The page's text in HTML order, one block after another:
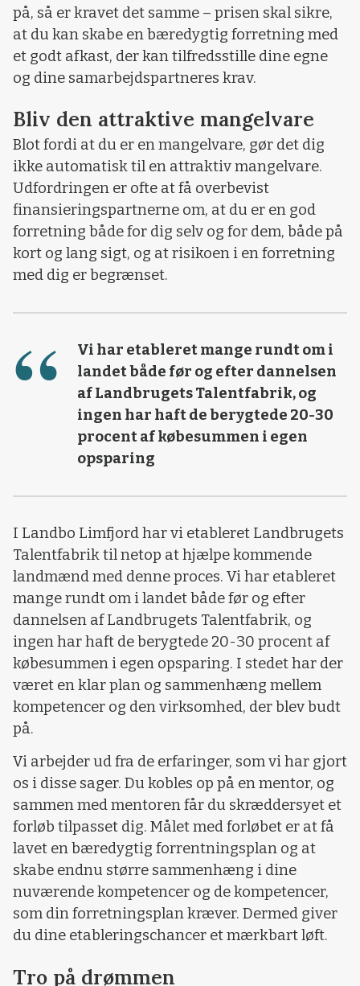
på, så er kravet det samme – prisen skal sikre,
at du kan skabe en bæredygtig forretning med
et godt afkast, der kan tilfredsstille dine egne
og dine samarbejdspartneres krav.
Bliv den attraktive mangelvare
Blot fordi at du er en mangelvare, gør det dig
ikke automatisk til en attraktiv mangelvare.
Udfordringen er ofte at få overbevist
finansieringspartnerne om, at du er en god
forretning både for dig selv og for dem, både på
kort og lang sigt, og at risikoen i en forretning
med dig er begrænset.
Vi har etableret mange rundt om i
landet både før og efter dannelsen
af Landbrugets Talentfabrik, og
ingen har haft de berygtede 20-30
procent af købesummen i egen
opsparing
I Landbo Limfjord har vi etableret Landbrugets
Talentfabrik til netop at hjælpe kommende
landmænd med denne proces. Vi har etableret
mange rundt om i landet både før og efter
dannelsen af Landbrugets Talentfabrik, og
ingen har haft de berygtede 20-30 procent af
købesummen i egen opsparing. I stedet har der
været en klar plan og sammenhæng mellem
kompetencer og den virksomhed, der blev budt
på.
Vi arbejder ud fra de erfaringer, som vi har gjort
os i disse sager. Du kobles op på en mentor, og
sammen med mentoren får du skræddersyet et
forløb tilpasset dig. Målet med forløbet er at få
lavet en bæredygtig forrentningsplan og at
skabe endnu større sammenhæng i dine
nuværende kompetencer og de kompetencer,
som din forretningsplan kræver. Dermed giver
du dine etableringschancer et mærkbart løft.
Tro på drømmen